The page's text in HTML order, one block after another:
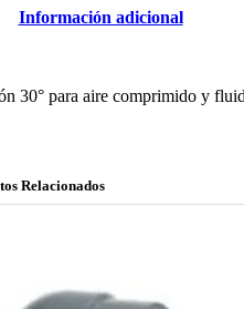
Información adicional
30° para aire comprimido y
Relacionados